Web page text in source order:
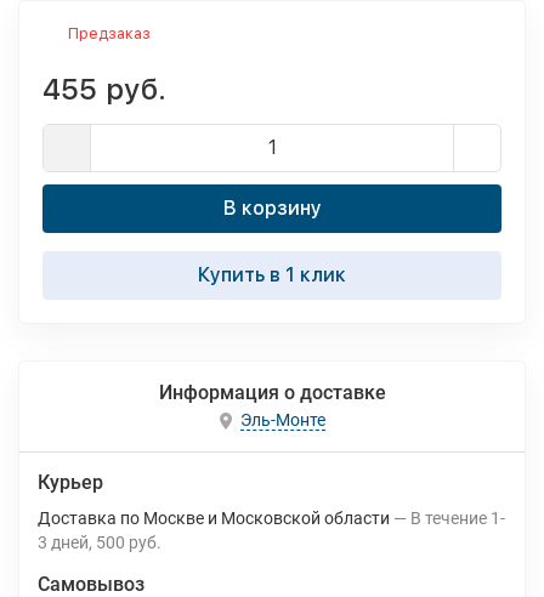
Предзаказ
455 руб.
В корзину
Купить в 1 клик
Информация о доставке
Эль-Монте
Курьер
Доставка по Москве и Московской области В течение 1-
3 дней 500 руб.
Самовывоз